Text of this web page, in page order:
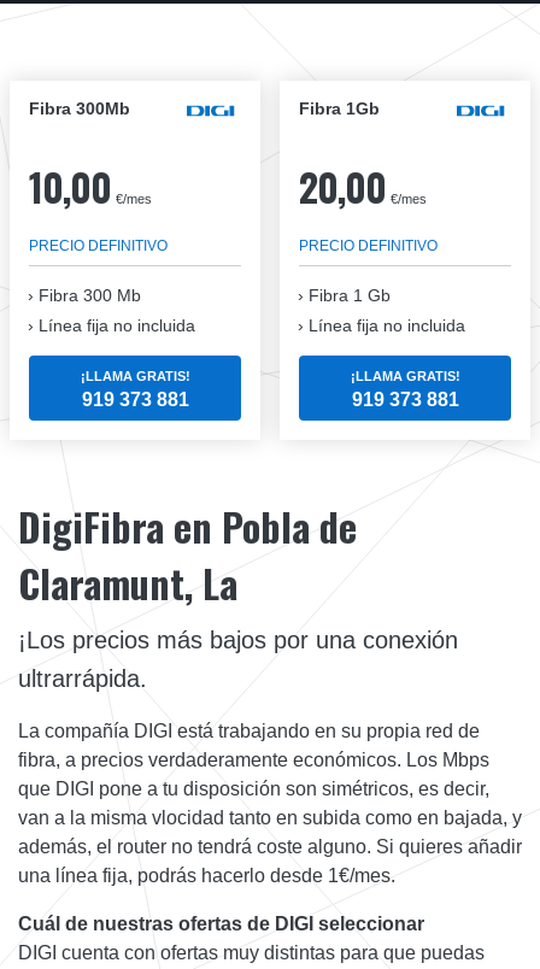
Fibra 300Mb
10,00 €/mes
PRECIO DEFINITIVO
Fibra 300 Mb
Línea fija no incluida
¡LLAMA GRATIS!
919 373 881
Fibra 1Gb
20,00 €/mes
PRECIO DEFINITIVO
Fibra 1 Gb
Línea fija no incluida
¡LLAMA GRATIS!
919 373 881
DigiFibra en Pobla de
Claramunt, La
¡Los precios más bajos por una conexión
ultrarrápida.
La compañía DIGI está trabajando en su propia red de
fibra, a precios verdaderamente económicos. Los Mbps
que DIGI pone a tu disposición son simétricos, es decir,
van a la misma vlocidad tanto en subida como en bajada, y
además, el router no tendrá coste alguno. Si quieres añadir
una línea fija, podrás hacerlo desde 1€/mes.
Cuál de nuestras ofertas de DIGI seleccionar
DIGI cuenta con ofertas muy distintas para que puedas